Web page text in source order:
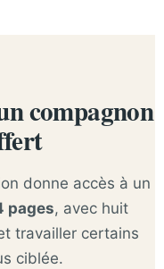
compagnon
donne accès à un
pages, avec huit
travailler certains
ciblée.